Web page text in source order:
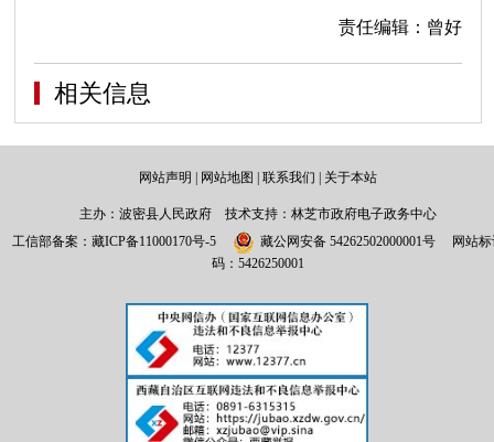
责任编辑：曾好
相关信息
网站声明 | 网站地图 | 联系我们 | 关于本站
主办：波密县人民政府 技术支持：林芝市政府电子政务中心
工信部备案： 藏ICP备11000170号-5 藏公网安备 54262502000001号
网站标
码：5426250001